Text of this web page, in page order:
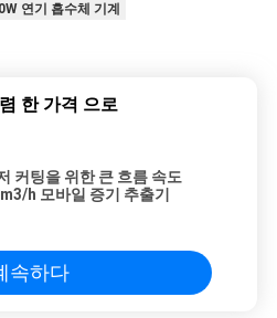
연기 흡수체 기계
한 가격 으로
커팅을 위한 큰 흐름 속도
h 모바일 증기 추출기
속하다